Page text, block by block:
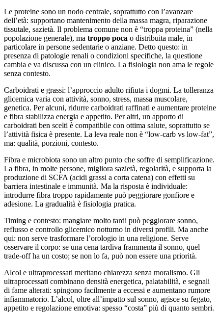
Le proteine sono un nodo centrale, soprattutto con l’avanzare
dell’età: supportano mantenimento della massa magra, riparazione
tissutale, sazietà. Il problema comune non è “troppa proteina” (nella
popolazione generale), ma troppo poca o distribuita male, in
particolare in persone sedentarie o anziane. Detto questo: in
presenza di patologie renali o condizioni specifiche, la questione
cambia e va discussa con un clinico. La fisiologia non ama le regole
senza contesto.
Carboidrati e grassi: l’approccio adulto rifiuta i dogmi. La tolleranza
glicemica varia con attività, sonno, stress, massa muscolare,
genetica. Per alcuni, ridurre carboidrati raffinati e aumentare proteine
e fibra stabilizza energia e appetito. Per altri, un apporto di
carboidrati ben scelti è compatibile con ottima salute, soprattutto se
l’attività fisica è presente. La leva reale non è “low-carb vs low-fat”,
ma: qualità, porzioni, contesto.
Fibra e microbiota sono un altro punto che soffre di semplificazione.
La fibra, in molte persone, migliora sazietà, regolarità, e supporta la
produzione di SCFA (acidi grassi a corta catena) con effetti su
barriera intestinale e immunità. Ma la risposta è individuale:
introdurre fibra troppo rapidamente può peggiorare gonfiore e
adesione. La gradualità è fisiologia pratica.
Timing e contesto: mangiare molto tardi può peggiorare sonno,
reflusso e controllo glicemico notturno in diversi profili. Ma anche
qui: non serve trasformare l’orologio in una religione. Serve
osservare il corpo: se una cena tardiva frammenta il sonno, quel
trade-off ha un costo; se non lo fa, può non essere una priorità.
Alcol e ultraprocessati meritano chiarezza senza moralismo. Gli
ultraprocessati combinano densità energetica, palatabilità, e segnali
di fame alterati: spingono facilmente a eccessi e aumentano rumore
infiammatorio. L’alcol, oltre all’impatto sul sonno, agisce su fegato,
appetito e regolazione emotiva: spesso “costa” più di quanto sembri.